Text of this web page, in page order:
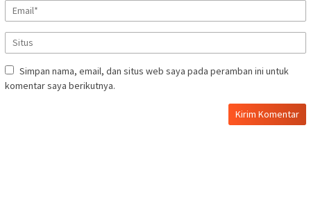
Simpan nama, email, dan situs web saya pada peramban ini untuk
komentar saya berikutnya.